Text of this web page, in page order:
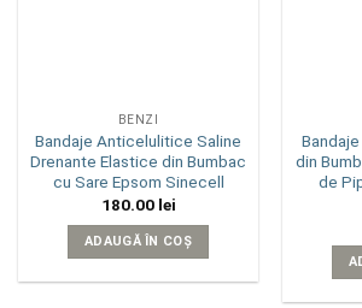
BENZI
Bandaje Anticelulitice Saline
Drenante Elastice din Bumbac
cu Sare Epsom Sinecell
180.00 lei
ADAUGĂ ÎN COȘ
din
de